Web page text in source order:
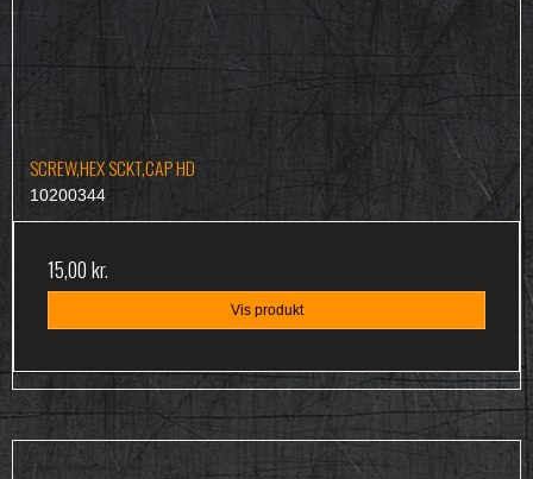
SCREW,HEX SCKT,CAP HD
10200344
15,00 kr.
Vis produkt